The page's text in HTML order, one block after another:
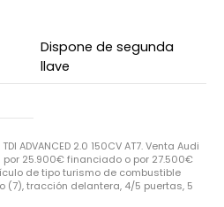
Dispone de segunda
llave
ADVANCED 2.0 150CV AT7. Venta Audi
25.900€ financiado o por 27.500€
de tipo turismo de combustible
(7), tracción delantera, 4/5 puertas, 5